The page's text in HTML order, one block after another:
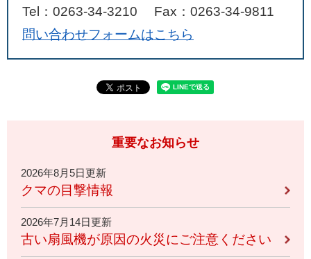
Tel：0263-34-3210
Fax：0263-34-9811
問い合わせフォームはこちら
重要なお知らせ
2026年8月5日更新
クマの目撃情報
2026年7月14日更新
古い扇風機が原因の火災にご注意ください